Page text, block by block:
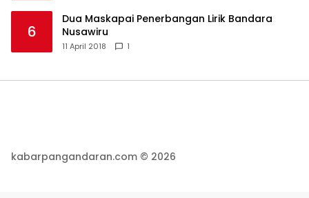
6
Dua Maskapai Penerbangan Lirik Bandara
Nusawiru
11 April 2018 1
kabarpangandaran.com © 2026